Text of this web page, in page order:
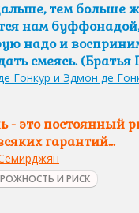
тем больше
нам буффонадой,
надо и
смеясь. (Братья
Гонкур и Эдмон де
- это постоянный
гарантий...
И РИСК